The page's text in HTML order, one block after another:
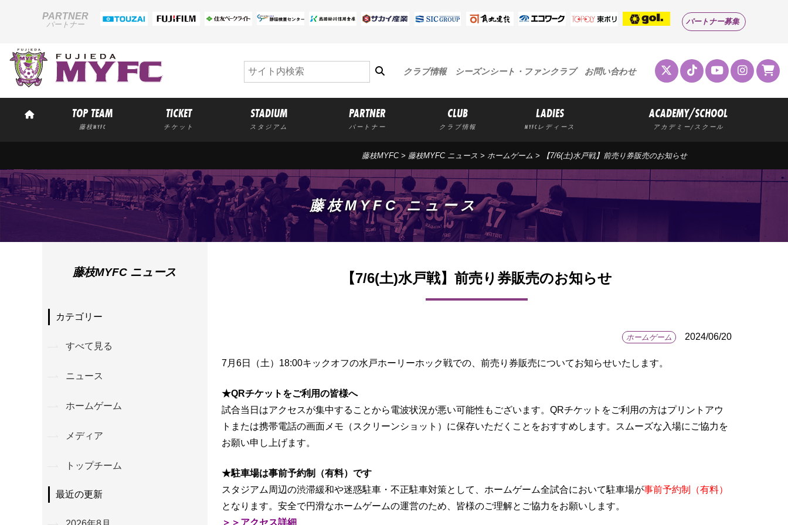
PARTNER
パートナー パートナー募集
クラブ情報 シーズンシート・ファンクラブ お問い合わせ
TOP TEAM
藤枝MYFC
TICKET
チケット
STADIUM
スタジアム
PARTNER
パートナー
CLUB
クラブ情報
LADIES
MYFCレディース
ACADEMY/SCHOOL
アカデミー/スクール
藤枝MYFC> 藤枝MYFC ニュース > ホームゲーム > 【7/6(土)水戸戦】前売り券販売のお知らせ
藤枝MYFC ニュース
【7/6(土)水戸戦】前売り券販売のお知らせ
ホームゲーム 2024/06/20
7月6日（土）18:00キックオフの水戸ホーリーホック戦での、前売り券販売についてお知らせいたします。
★QRチケットをご利用の皆様へ
試合当日はアクセスが集中することから電波状況が悪い可能性もございます。QRチケットをご利用の方はプリントアウ
トまたは携帯電話の画面メモ（スクリーンショット）に保存いただくことをおすすめします。スムーズな入場にご協力を
お願い申し上げます。
★駐車場は事前予約制（有料）です
スタジアム周辺の渋滞緩和や迷惑駐車・不正駐車対策として、ホームゲーム全試合において駐車場が事前予約制（有料）
となります。安全で円滑なホームゲームの運営のため、皆様のご理解とご協力をお願いします。
＞＞アクセス詳細
藤枝MYFC ニュース
カテゴリー
すべて見る
ニュース
ホームゲーム
メディア
トップチーム
最近の更新